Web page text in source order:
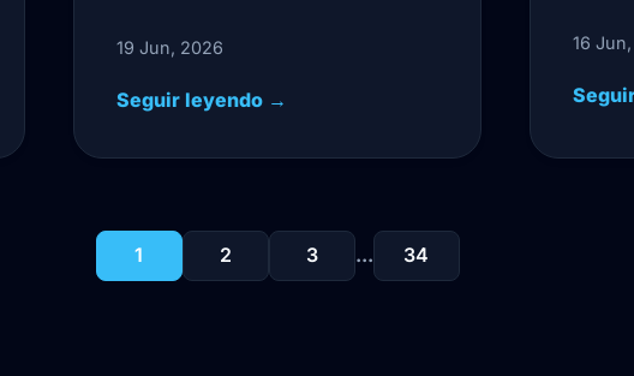
19 Jun, 2026
Seguir leyendo →
16
1 2 3 ... 34